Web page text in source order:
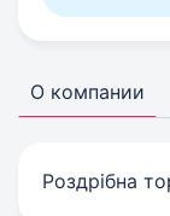
О компании
Роздрібна